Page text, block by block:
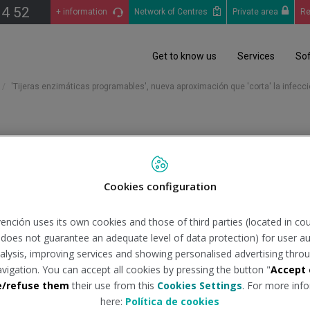
52 + information Network of Centres Private area
Get to know us Services
'Tijeras enzimáticas programables', nueva aproximación que 'corta' la
nueva
diariomedico.com Tipo de
del SARS-CoV-2 pueden convertirse en una innovadora
Cookies configuration
uses its own cookies and those of third parties (located in
not guarantee an adequate level of data protection) for user
improving services and showing personalised advertising
You can accept all cookies by pressing the button "Accept
refuse them their use from this Cookies Settings. For more
here: Política de cookies